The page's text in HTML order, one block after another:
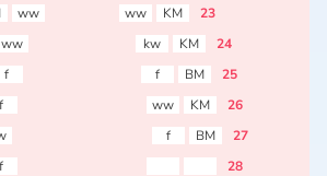
ww ww KM
23
ww kw KM
24
f f BM
25
f ww KM
26
f BM
27
f 28